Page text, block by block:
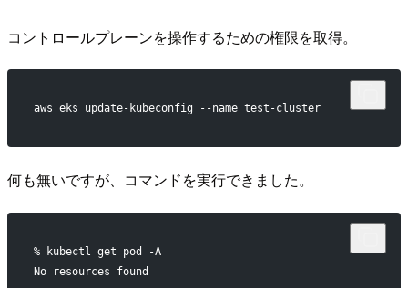
コントロールプレーンを操作するための権限を取得。
aws eks update-kubeconfig --name test-cluster
何も無いですが、コマンドを実行できました。
% kubectl get pod -A
No resources found